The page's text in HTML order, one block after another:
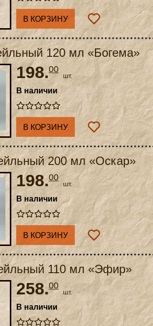
В КОРЗИНУ
120 мл «Богема»
198.00
шт.
В наличии
В КОРЗИНУ
200 мл «Оскар»
198.00
шт.
В наличии
В КОРЗИНУ
110 мл «Эфир»
258.00
шт.
В наличии